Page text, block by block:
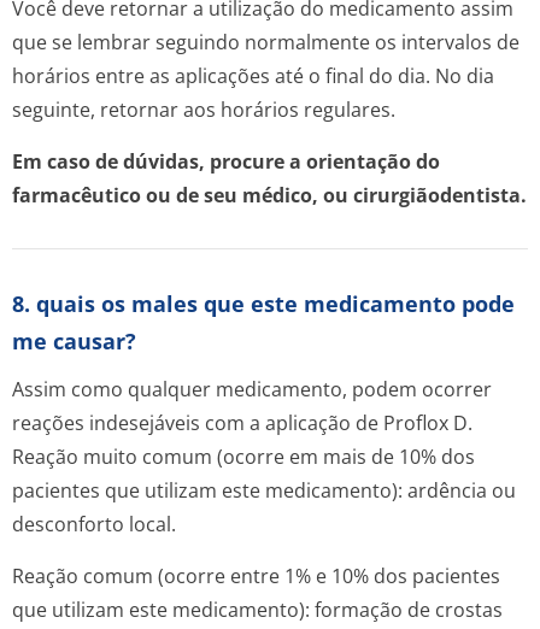
Você deve retornar a utilização do medicamento assim
que se lembrar seguindo normalmente os intervalos de
horários entre as aplicações até o final do dia. No dia
seguinte, retornar aos horários regulares.
Em caso de dúvidas, procure a orientação do
farmacêutico ou de seu médico, ou cirurgiãodentista.
8. quais os males que este medicamento pode
me causar?
Assim como qualquer medicamento, podem ocorrer
reações indesejáveis com a aplicação de Proflox D.
Reação muito comum (ocorre em mais de 10% dos
pacientes que utilizam este medicamento): ardência ou
desconforto local.
Reação comum (ocorre entre 1% e 10% dos pacientes
que utilizam este medicamento): formação de crostas